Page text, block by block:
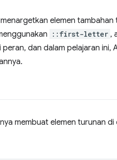
elemen
::first-letter ,
dan dalam pelajaran ini,
membuat elemen turunan di